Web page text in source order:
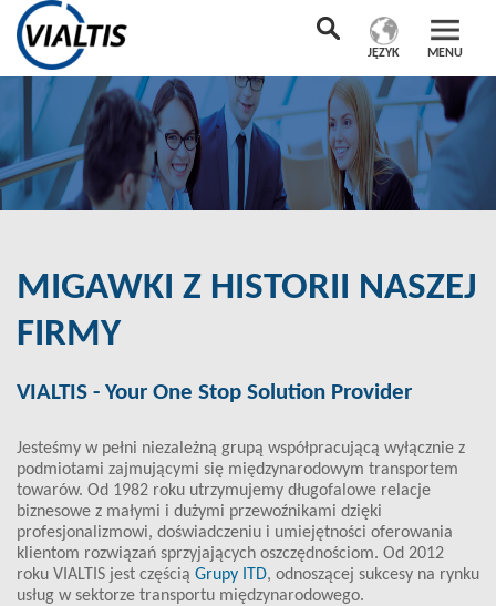
MENU
JĘZYK
MIGAWKI Z HISTORII NASZEJ
FIRMY
VIALTIS - Your One Stop Solution Provider
Jesteśmy w pełni niezależną grupą współpracującą wyłącznie z
podmiotami zajmującymi się międzynarodowym transportem
towarów. Od 1982 roku utrzymujemy długofalowe relacje
biznesowe z małymi i dużymi przewoźnikami dzięki
profesjonalizmowi, doświadczeniu i umiejętności oferowania
klientom rozwiązań sprzyjających oszczędnościom. Od 2012
roku VIALTIS jest częścią Grupy ITD, odnoszącej sukcesy na rynku
usług w sektorze transportu międzynarodowego.